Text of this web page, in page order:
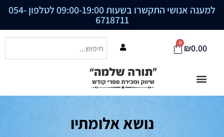
למענה אנושי התקשרו בשעות 09:00-19:00 לטלפון 054-
6718711
₪0.00
0
נושא אלומתיו